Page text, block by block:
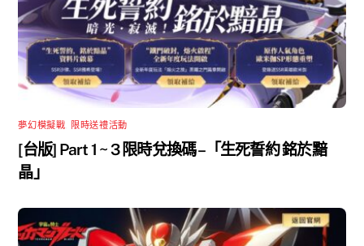
夢幻模擬戰 限時送禮活動
[台版] Part 1 ~ 3 限時兌換碼 –「生死誓約 銘於黯
晶」